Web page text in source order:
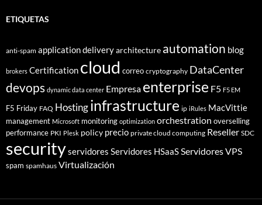
ETIQUETAS
anti-spam application deliveryarchitecture automation blog
brokers Certification cloud correo cryptography DataCenter
devops dynamic data center Empresa enterprise F5 F5 EM
F5 Friday FAQ Hostinginfrastructure ip iRules MacVittie
management Microsoft monitoring optimization orchestration overselling
performance PKI Plesk policy precio private cloud computing Reseller SDC
securityservidores Servidores HSaaSServidores VPS
spam spamhaus Virtualización